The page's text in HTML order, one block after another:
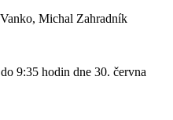
Michal Zahradník
9:35 hodin dne 30. června